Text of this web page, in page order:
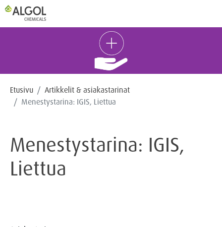
Etusivu
Artikkelit & asiakastarinat
Menestystarina: IGIS, Liettua
Menestystarina: IGIS,
Liettua